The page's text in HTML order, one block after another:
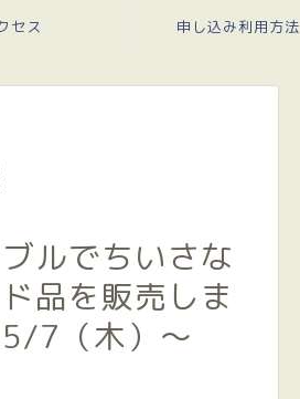
セス 申し込み利用方法
いさな
品を販売しま
～